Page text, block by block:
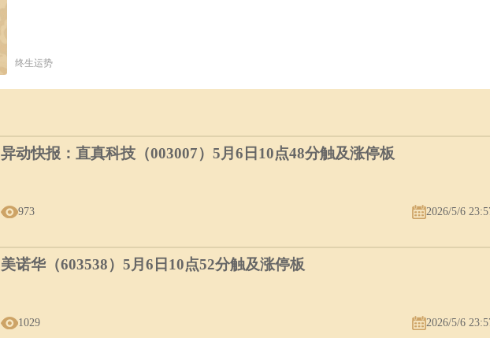
终生运势
异动快报：直真科技（003007）5月6日10点48分触及涨停板
973 2026/5/6
美诺华（603538）5月6日10点52分触及涨停板
1029 2026/5/6